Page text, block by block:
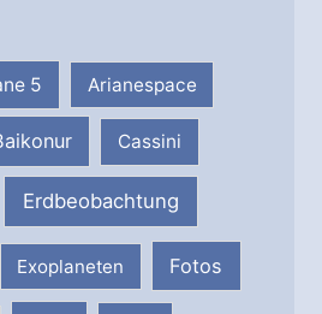
5 Arianespace
Cassini
Erdbeobachtung
Exoplaneten Fotos